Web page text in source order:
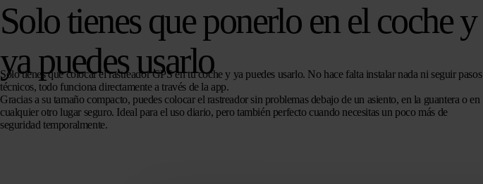
Solo tienes que ponerlo en el coche y
ya puedes usarlo
Solo tienes que colocar el rastreador GPS en tu coche y ya puedes usarlo. No hace falta instalar nada ni seguir pasos
técnicos, todo funciona directamente a través de la app.
Gracias a su tamaño compacto, puedes colocar el rastreador sin problemas debajo de un asiento, en la guantera o en
cualquier otro lugar seguro. Ideal para el uso diario, pero también perfecto cuando necesitas un poco más de
seguridad temporalmente.